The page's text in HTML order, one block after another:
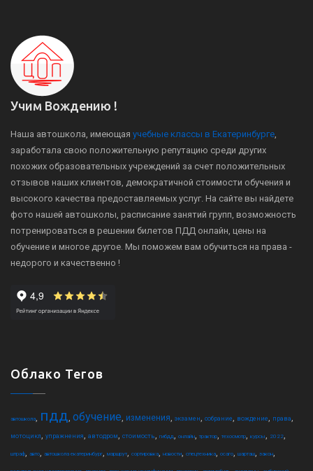
Учим Вождению !
Наша автошкола, имеющая учебные классы в Екатеринбурге,
заработала свою положительную репутацию среди других
похожих образовательных учреждений за счет положительных
отзывов наших клиентов, демократичной стоимости обучения и
высокого качества предоставляемых услуг. На сайте вы найдете
фото нашей автошколы, расписание занятий групп, возможность
потренироваться в решении билетов ПДД онлайн, цены на
обучение и многое другое. Мы поможем вам обучиться на права -
недорого и качественно !
Облако Тегов
автошкола, пдд, обучение, изменения, экзамен, собрание, вождение, права,
мотоцикл, упражнения, автодром, стоимость, гибдд, онлайн, трактор, техосмотр, курсы, 2022,
штраф, авто, автошкола екатеринбург, маршрут, сортировка, новости, спецтехника, осаго, шарташ, закон,